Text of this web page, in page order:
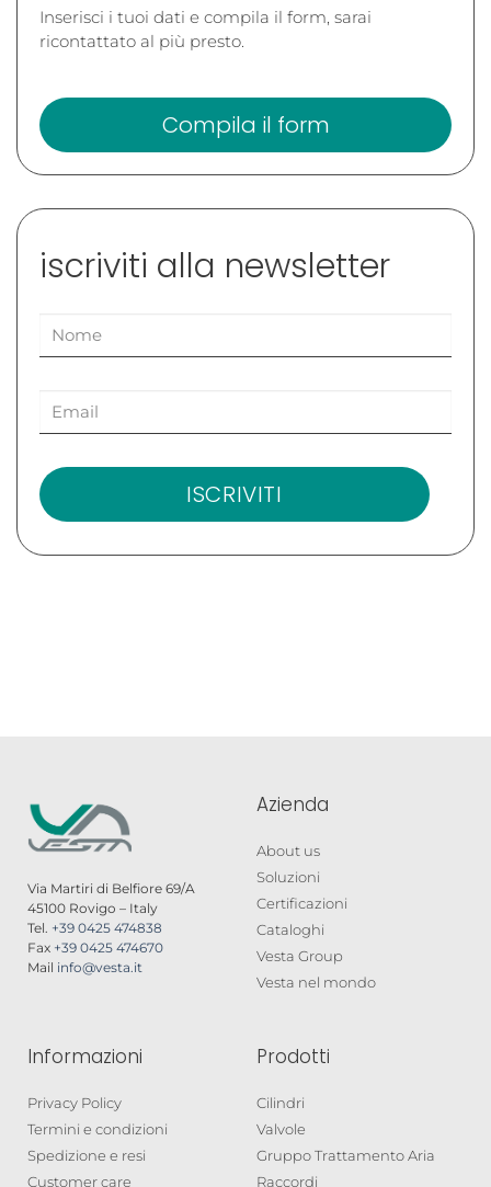
Inserisci i tuoi dati e compila il form, sarai
ricontattato al più presto.
Compila il form
iscriviti alla newsletter
ISCRIVITI
Via Martiri di Belfiore 69/A
45100 Rovigo – Italy
Tel. +39 0425 474838
Fax +39 0425 474670
Mail info@vesta.it
Azienda
About us
Soluzioni
Certificazioni
Cataloghi
Vesta Group
Vesta nel mondo
Informazioni
Privacy Policy
Termini e condizioni
Spedizione e resi
Customer care
Prodotti
Cilindri
Valvole
Gruppo Trattamento Aria
Raccordi